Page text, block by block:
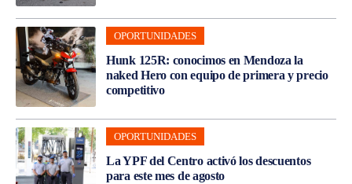
OPORTUNIDADES
Hunk 125R: conocimos en Mendoza la
naked Hero con equipo de primera y precio
competitivo
OPORTUNIDADES
La YPF del Centro activó los descuentos
para este mes de agosto